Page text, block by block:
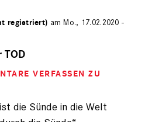
registriert) am Mo., 17.02.2020 -
VERFASSEN ZU
die Sünde in die Welt